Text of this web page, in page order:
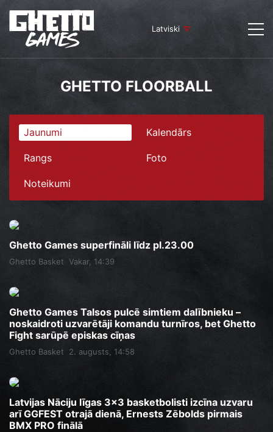
Latviski
GHETTO FLOORBALL
Jaunumi Kalendārs
Rangs Foto
Noteikumi
Ghetto Games superfināli līdz pl.23.00
Ghetto Basket Vakar, 14:39
Ghetto Games Talsos pulcē simtiem dalībnieku –
noskaidroti uzvarētāji komandu turnīros, bet Ghetto
Fight sarūpē episkas cīņas
Ghetto Basket 2. augusts, 14:58
Latvijas Nāciju līgas 3x3 basketbolisti izcīna uzvaru
arī GGFEST otrajā dienā, Ernests Zēbolds pirmais
BMX PRO finālā